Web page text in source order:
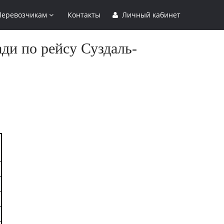
Контакты Личный кабинет
по рейсу Суздаль-